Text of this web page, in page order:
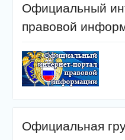
Официальный
правовой
Официальная